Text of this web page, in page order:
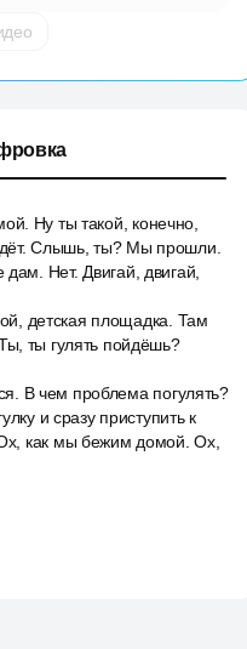
Ну ты такой, конечно,
Слышь, ты? Мы прошли.
Нет. Двигай, двигай,
детская площадка. Там
ты гулять пойдёшь?
В чем проблема погулять?
и сразу приступить к
как мы бежим домой. Ох,